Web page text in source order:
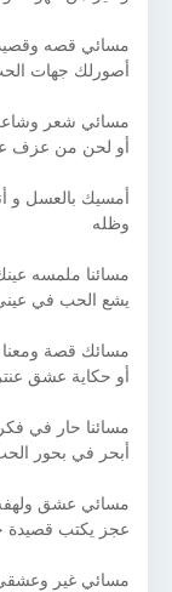
مسائي قصه
أصورلك جهات
مسائي شعر
أو لحن من عزف
أمسيك بالعسل و
وظله
مسائنا ملمسه
يشع الحب في
مسائك قصة ومعنا
أو حكاية عشق
مسائنا حار في
أبحر في بحور
مسائي عشق
عجز يكتب قصيدة
مسائي غير